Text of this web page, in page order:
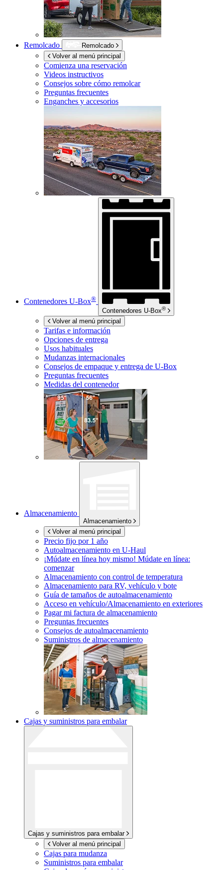
Remolcado
Remolcado
Volver al menú principal
Comienza una reservación
Videos instructivos
Consejos sobre cómo remolcar
Preguntas frecuentes
Enganches y accesorios
Contenedores U-Box®
Contenedores U-Box®
Volver al menú principal
Tarifas e información
Opciones de entrega
Usos habituales
Mudanzas internacionales
Consejos de empaque y entrega de U-Box
Preguntas frecuentes
Medidas del contenedor
Almacenamiento
Almacenamiento
Volver al menú principal
Precio fijo por 1 año
Autoalmacenamiento en U-Haul
¡Múdate en línea hoy mismo! Múdate en línea:
comenzar
Almacenamiento con control de temperatura
Almacenamiento para RV, vehículo y bote
Guía de tamaños de autoalmacenamiento
Acceso en vehículo/Almacenamiento en exteriores
Pagar mi factura de almacenamiento
Preguntas frecuentes
Consejos de autoalmacenamiento
Suministros de almacenamiento
Cajas y suministros para embalar
Cajas y suministros para embalar
Volver al menú principal
Cajas para mudanza
Suministros para embalar